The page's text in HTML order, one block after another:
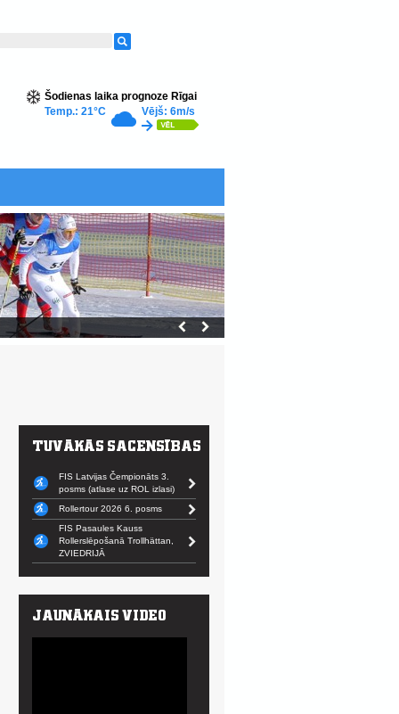
Šodienas laika prognoze Rīgai
Temp.: 21°C
Vējš: 6m/s
FIS Latvijas Čempionāts 3.
posms (atlase uz ROL izlasi)
Rollertour 2026 6. posms
FIS Pasaules Kauss
Rollerslēpošanā Trollhättan,
ZVIEDRIJĀ